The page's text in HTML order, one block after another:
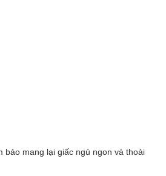
mang lại giấc ngủ ngon và thoải